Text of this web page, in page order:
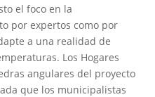
el foco en la
por expertos como por
a una realidad de
Los Hogares
angulares del proyecto
que los municipalistas